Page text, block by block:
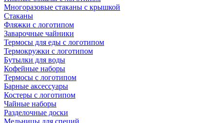
Многоразовые стаканы с крышкой
Стаканы
Фляжки с логотипом
Заварочные чайники
Термосы для еды с логотипом
Термокружки с логотипом
Бутылки для воды
Кофейные наборы
Термосы с логотипом
Барные аксессуары
Костеры с логотипом
Чайные наборы
Разделочные доски
Мельницы для специй